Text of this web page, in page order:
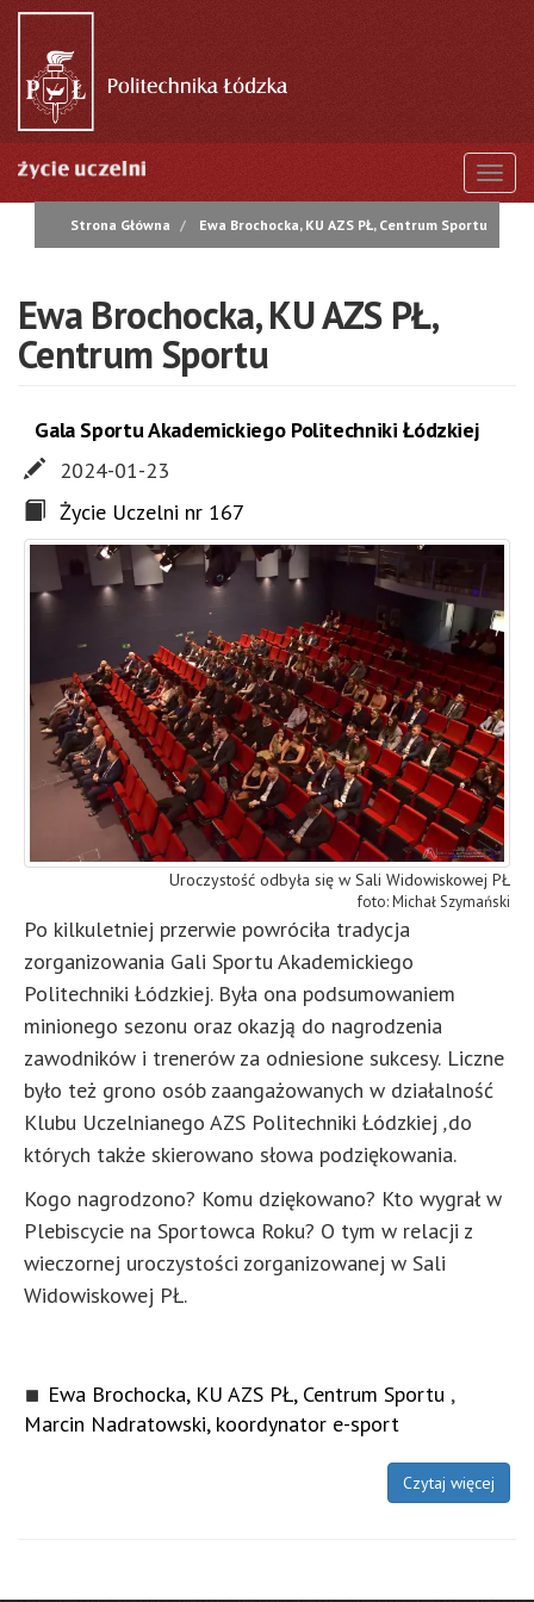
Przejdź
treści
Strona Główna Ewa Brochocka, KU AZS PŁ, Centrum Sportu
Ewa Brochocka, KU AZS PŁ,
Centrum Sportu
Gala Sportu Akademickiego Politechniki Łódzkiej
2024-01-23
Życie Uczelni nr 167
Uroczystość odbyła się w Sali Widowiskowej PŁ
Michał Szymański
Po kilkuletniej przerwie powróciła tradycja
zorganizowania Gali Sportu Akademickiego
Politechniki Łódzkiej. Była ona podsumowaniem
minionego sezonu oraz okazją do nagrodzenia
zawodników i trenerów za odniesione sukcesy. Liczne
było też grono osób zaangażowanych w działalność
Klubu Uczelnianego AZS Politechniki Łódzkiej ,do
których także skierowano słowa podziękowania.
Kogo nagrodzono? Komu dziękowano? Kto wygrał w
Plebiscycie na Sportowca Roku? O tym w relacji z
wieczornej uroczystości zorganizowanej w Sali
Widowiskowej PŁ.
Ewa Brochocka, KU AZS PŁ, Centrum Sportu ,
Marcin Nadratowski, koordynator e-sport
Czytaj więcej